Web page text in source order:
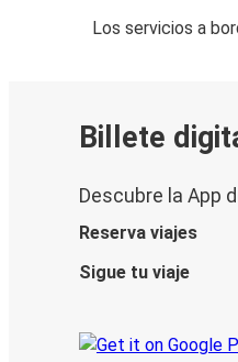
Los servicios a
Billete
Descubre la App
Reserva viajes
Sigue tu viaje